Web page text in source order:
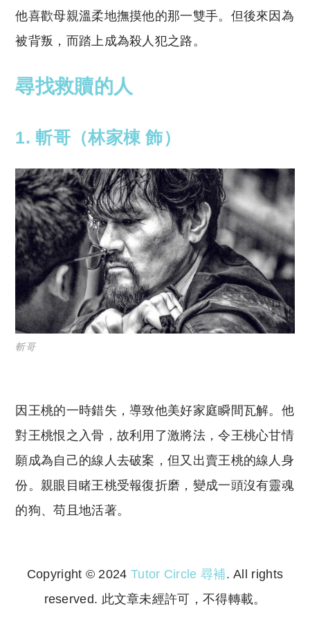
他喜歡母親溫柔地撫摸他的那一雙手。但後來因為
被背叛，而踏上成為殺人犯之路。
尋找救贖的人
1. 斬哥（林家棟 飾）
斬哥
因王桃的一時錯失，導致他美好家庭瞬間瓦解。他
對王桃恨之入骨，故利用了激將法，令王桃心甘情
願成為自己的線人去破案，但又出賣王桃的線人身
份。親眼目睹王桃受報復折磨，變成一頭沒有靈魂
的狗、苟且地活著。
Copyright © 2024 Tutor Circle 尋補. All rights
reserved. 此文章未經許可，不得轉載。